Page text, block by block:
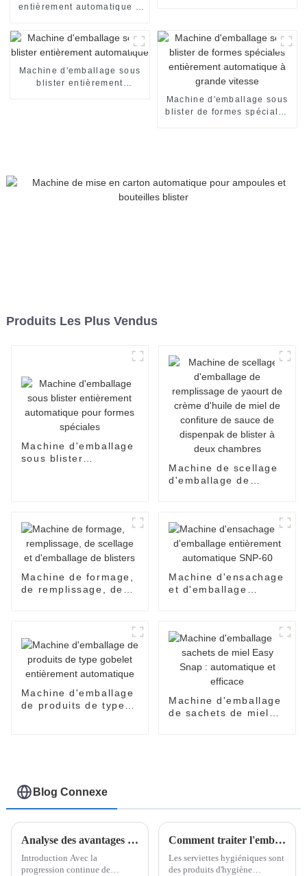
entièrement automatique à
Machine d'emballage sous
blister entièrement
Machine d'emballage sous
blister de formes spéciales
Produits Les Plus Vendus
Machine d'emballage
sous blister
Machine de scellage
d'emballage de
confiture de sauce de
dispenpak de blister
à deux chambres
Machine de formage,
de remplissage, de
Machine d'ensachage
et d'emballage
Machine d'emballage
de produits de type
Machine d'emballage
de sachets de miel
Blog Connexe
Analyse des avantages des machines d'emballage chinoises sur le marché international
Introduction Avec la
progression continue de
Comment traiter l'emballage des serviettes hygiéniques ?
Les serviettes hygiéniques sont
des produits d'hygiène